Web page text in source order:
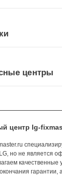
центры
центр lg-
но не является
качественные
гарантии,